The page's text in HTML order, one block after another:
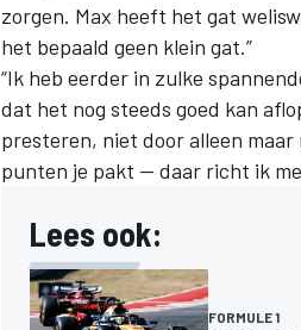
zorgen. Max heeft het gat
het bepaald geen klein gat.”
“Ik heb eerder in zulke
dat het nog steeds goed kan
presteren, niet door alleen
punten je pakt — daar richt ik me
Lees ook:
FORMULE 1